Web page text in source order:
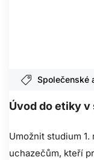
Společenské
Úvod do etiky
Umožnit studium
uchazečům, kteří